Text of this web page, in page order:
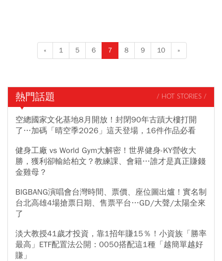
« 1 5 6 7 8 9 10 »
熱門話題 / HOT STORIES /
空總國家文化基地8月開放！封閉90年古蹟大樓打開
了…加碼「晴空季2026」這天登場，16件作品必看
健身工廠 vs World Gym大解密！世界健身-KY營收大
勝，獲利卻輸給柏文？教練課、會籍…誰才是真正賺錢
金雞母？
BIGBANG演唱會台灣時間、票價、座位圖出爐！實名制
台北高雄4場搶票日期、售票平台…GD/大聲/太陽全來
了
淡大教授41歲才投資，靠1招年賺15％！小資族「勝率
最高」ETF配置法公開：0050搭配這1種「越簡單越好
賺」